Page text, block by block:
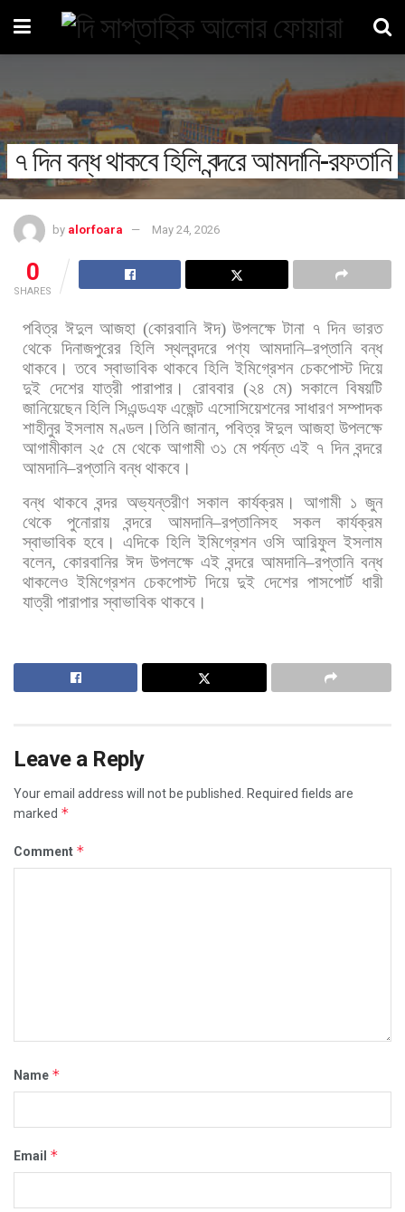
৭ দিন বন্ধ থাকবে হিলি বন্দরে আমদানি-রফতানি
by alorfoara May 24, 2026
0
SHARES
পবিত্র ঈদুল আজহা (কোরবানি ঈদ)উপলক্ষে টানা ৭ দিন ভারত
থেকে দিনাজপুরের হিলি স্থলবন্দরে পণ্য আমদানি–রপ্তানি বন্ধ
থাকবে। তবে স্বাভাবিক থাকবে হিলি ইমিগ্রেশন চেকপোস্ট দিয়ে
দুই দেশের যাত্রী পারাপার। রোববার (২৪ মে) সকালে বিষয়টি
জানিয়েছেন হিলি সিএন্ডএফ এজেন্ট এসোসিয়েশনের সাধারণ সম্পাদক
শাহীনুর ইসলাম মণ্ডল।তিনি জানান, পবিত্র ঈদুল আজহা উপলক্ষে
আগামীকাল ২৫ মে থেকে আগামী ৩১ মে পর্যন্ত এই ৭ দিন বন্দরে
আমদানি–রপ্তানি বন্ধ থাকবে।
বন্ধ থাকবে বন্দর অভ্যন্তরীণ সকাল কার্যক্রম। আগামী ১ জুন
থেকে
পুনোরায় বন্দরে আমদানি–রপ্তানিসহ সকল
কার্যক্রম
স্বাভাবিক হবে। এদিকে হিলি ইমিগ্রেশন ওসি আরিফুল ইসলাম
বলেন, কোরবানির ঈদ উপলক্ষে এই বন্দরে আমদানি–রপ্তানি বন্ধ
থাকলেও ইমিগ্রেশন চেকপোস্ট দিয়ে দুই দেশের পাসপোর্ট ধারী
যাত্রী পারাপার স্বাভাবিক থাকবে।
Leave a Reply
Your email address will not be published.
Required fields are
marked *
Comment *
Name *
Email *